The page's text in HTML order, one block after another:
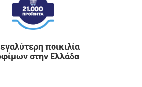
ποικιλία
στην Ελλάδα